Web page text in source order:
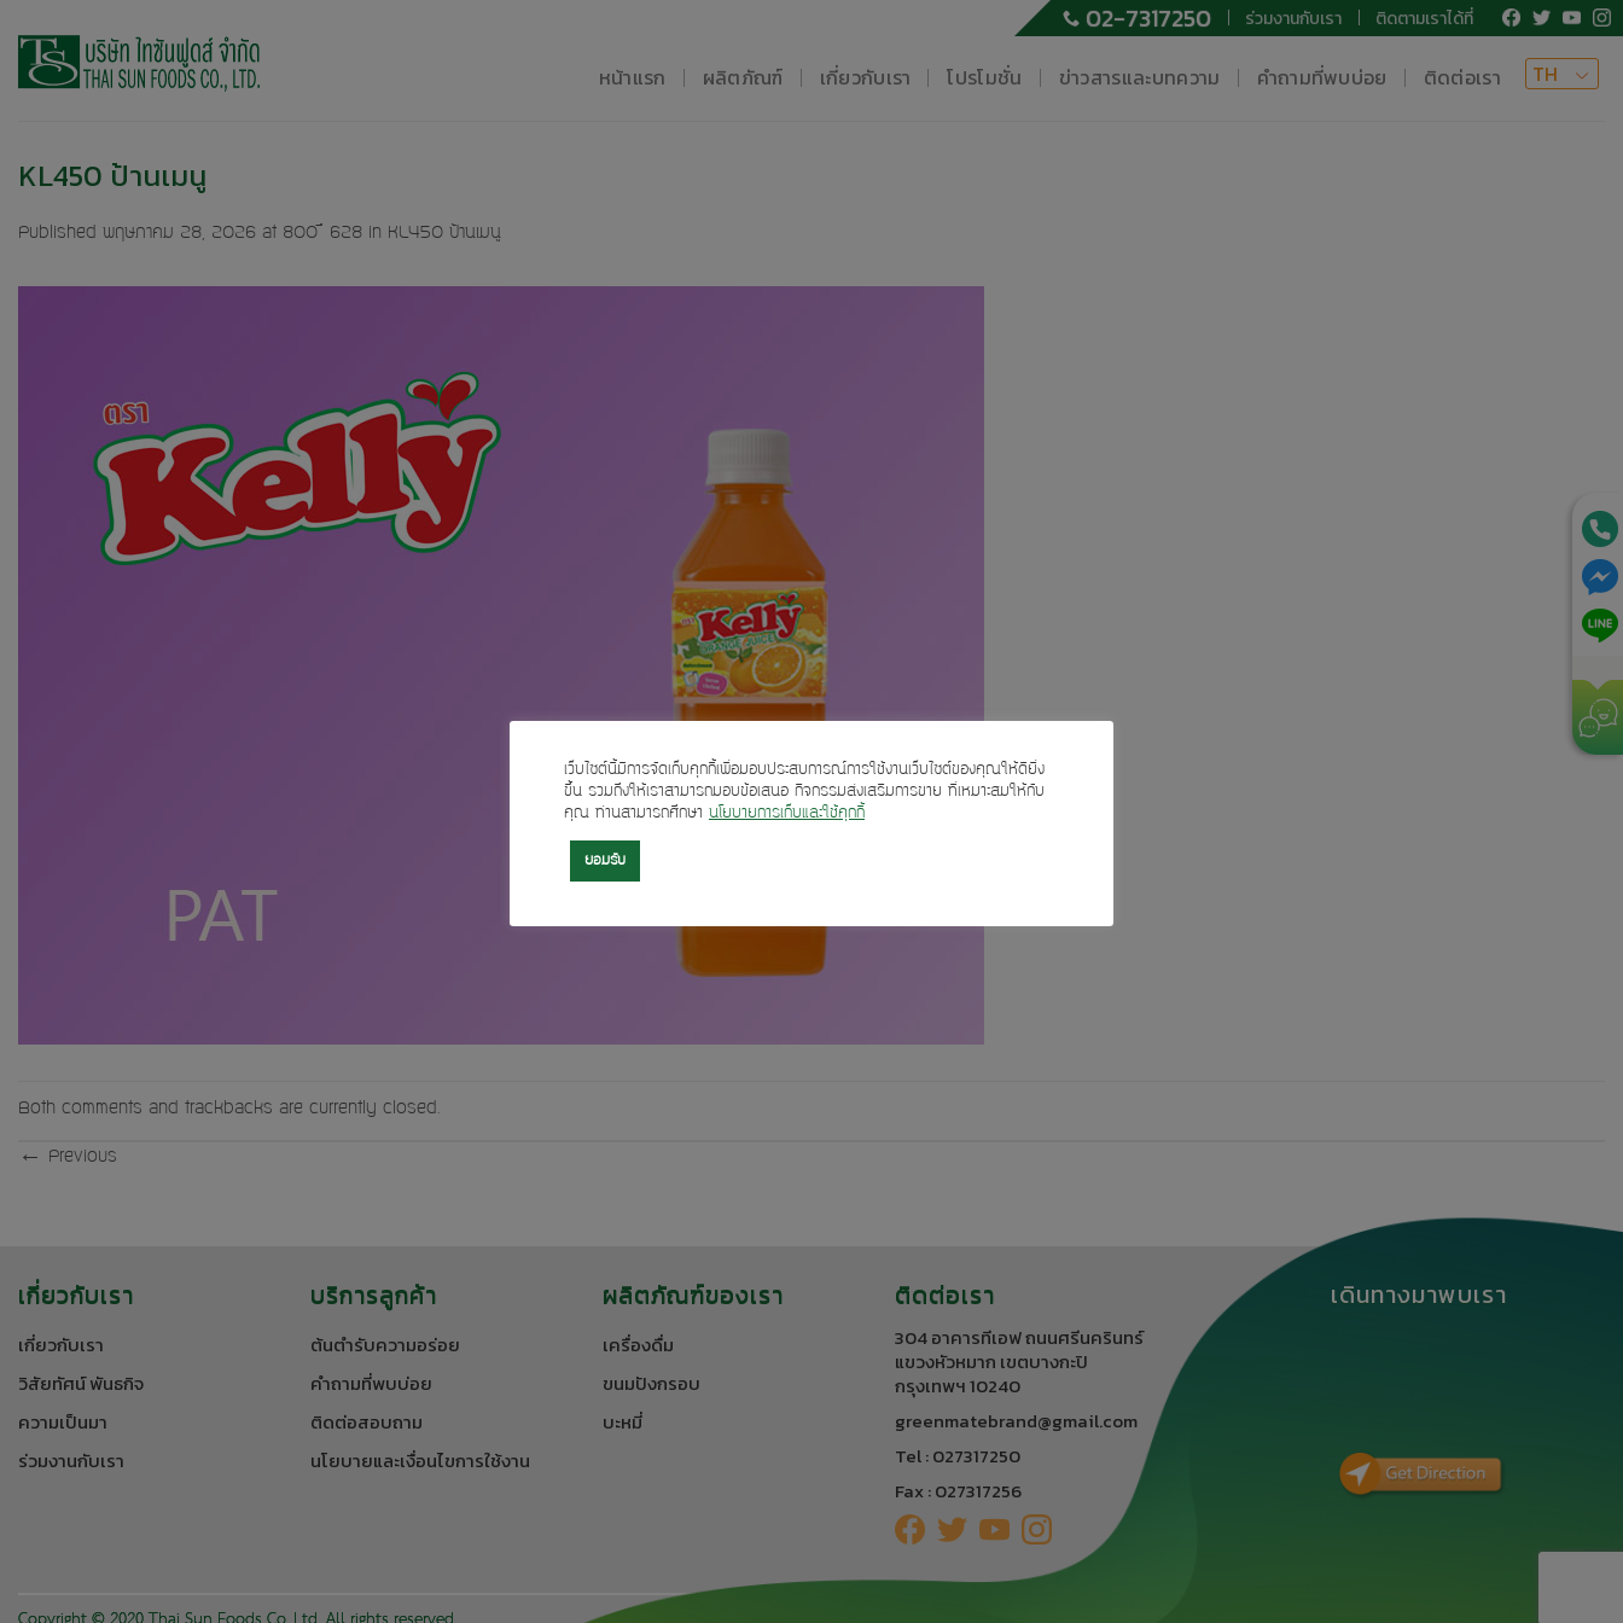
content
02-7317250 ร่วมงานกับเรา ติดตามเราได้ที่
หน้าแรก ผลิตภัณฑ์ เกี่ยวกับเรา โปรโมชั่น ข่าวสารและบทความ คำถามที่พบบ่อย ติดต่อเรา TH
KL450 ป้านเมนู
Published พฤษภาคม 28, 2026 at 800 × 628 in KL450 ป้านเมนู
Both comments and trackbacks are currently closed.
← Previous
เกี่ยวกับเรา
เกี่ยวกับเรา
วิสัยทัศน์ พันธกิจ
ความเป็นมา
ร่วมงานกับเรา
บริการลูกค้า
ต้นตำรับความอร่อย
คำถามที่พบบ่อย
ติดต่อสอบถาม
นโยบายและเงื่อนไขการใช้งาน
ผลิตภัณฑ์ของเรา
เครื่องดื่ม
ขนมปังกรอบ
บะหมี่
ติดต่อเรา
304 อาคารทีเอฟ ถนนศรีนครินทร์
แขวงหัวหมาก เขตบางกะปิ
กรุงเทพฯ 10240
greenmatebrand@gmail.com
Tel : 027317250
Fax : 027317256
เดินทางมาพบเรา
เว็บไซต์นี้มีการจัดเก็บคุกกี้เพื่อมอบประสบการณ์การใช้งานเว็บไซต์ของคุณให้ดียิ่ง
ขึ้น รวมถึงให้เราสามารถมอบข้อเสนอ กิจกรรมส่งเสริมการขาย ที่เหมาะสมให้กับ
คุณ ท่านสามารถศึกษา นโยบายการเก็บและใช้คุกกี้
ยอมรับ